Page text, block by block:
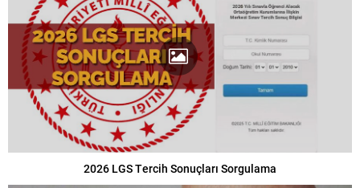
2026 LGS Tercih Sonuçları Sorgulama